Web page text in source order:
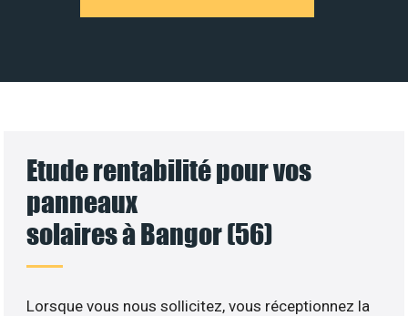
Etude rentabilité pour vos
panneaux
solaires à Bangor (56)
Lorsque vous nous sollicitez, vous réceptionnez la